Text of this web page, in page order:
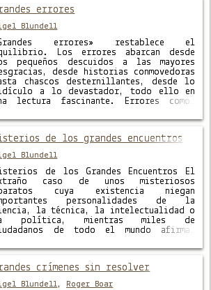
errores
Blundell
errores» restablece el
Los errores abarcan desde
pequeños descuidos a las mayores
desde historias conmovedoras
chascos desternillantes, desde lo
a lo devastador, todo ello en
lectura fascinante. Errores como…
radiofónico de Orson Welles que
… de los grandes encuentros
Blundell
de los Grandes Encuentros El
caso de unos misteriosos
cuya existencia niegan
personalidades de la
la técnica, la intelectualidad o
política, mientras miles de
de todo el mundo afirman
su realidad. Ingenios auténticos o
los OVNI y sus tripulantes
…
crímenes sin resolver
Blundell, Roger Boar